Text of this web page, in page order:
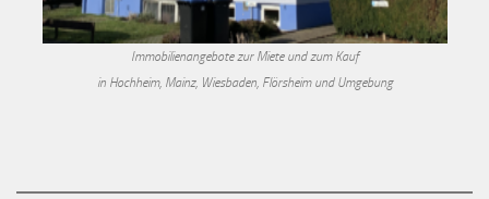
Immobilienangebote zur Miete und zum Kauf
in Hochheim, Mainz, Wiesbaden, Flörsheim und Umgebung